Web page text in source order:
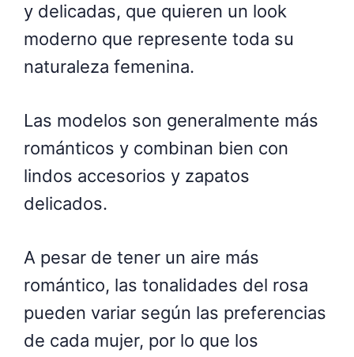
y delicadas, que quieren un look
moderno que represente toda su
naturaleza femenina.
Las modelos son generalmente más
románticos y combinan bien con
lindos accesorios y zapatos
delicados.
A pesar de tener un aire más
romántico, las tonalidades del rosa
pueden variar según las preferencias
de cada mujer, por lo que los